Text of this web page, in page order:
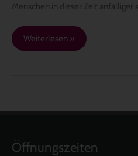
Menschen in dieser Zeit anfälliger
Weiterlesen »
Öffnungszeiten